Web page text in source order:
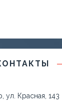
ул. Красная, 143